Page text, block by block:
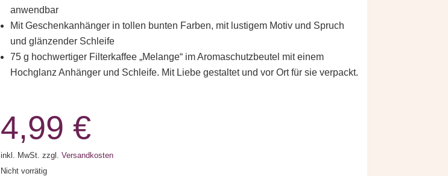
anwendbar
Mit Geschenkanhänger in tollen bunten Farben, mit lustigem Motiv und Spruch
und glänzender Schleife
75 g hochwertiger Filterkaffee „Melange“ im Aromaschutzbeutel mit einem
Hochglanz Anhänger und Schleife. Mit Liebe gestaltet und vor Ort für sie verpackt.
4,99 €
inkl. MwSt. zzgl. Versandkosten
Nicht vorrätig